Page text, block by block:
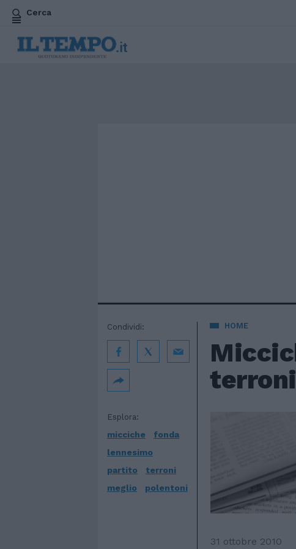
Cerca
HOME
Esplora:
micciche
fonda
lennesimo
partito
terroni
meglio
polentoni
Condividi:
31 ottobre 2010